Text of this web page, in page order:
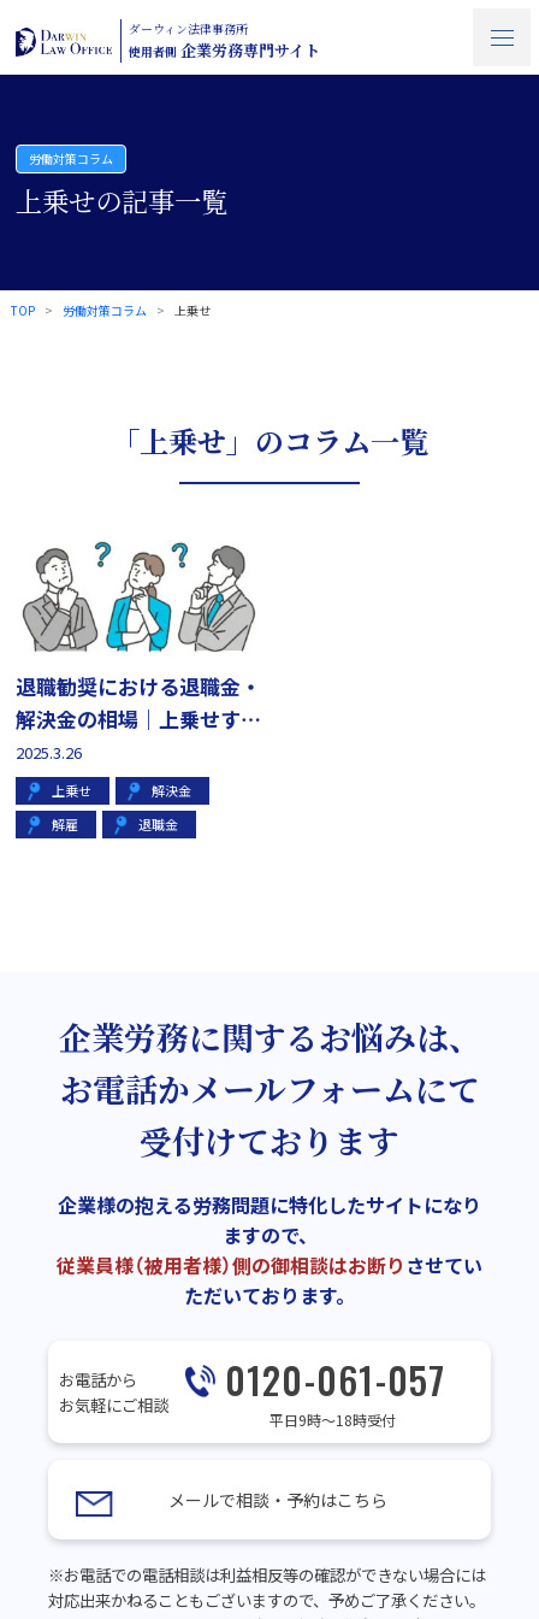
ダーウィン法律事務所
使用者側 企業労務専門サイト
労働対策コラム
上乗せの記事一覧
TOP 労働対策コラム 上乗せ
「上乗せ」のコラム一覧
退職勧奨における退職金・
解決金の相場｜上乗せす
る？なしでいい？
2025.3.26
上乗せ
解決金
解雇
退職金
企業労務に関するお悩みは、
お電話かメールフォームにて
受付けております
企業様の抱える労務問題に特化したサイトになり
ますので、
従業員様（被用者様）側の御相談はお断り させてい
ただいております。
お電話から
お気軽にご相談
0120-061-057
平日9時～18時受付
メールで相談・予約はこちら
※お電話での電話相談は利益相反等の確認ができない場合には
対応出来かねることもございますので、予めご了承ください。